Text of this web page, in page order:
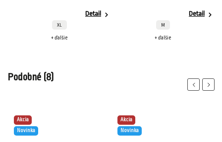
Detail
XL
+ ďalšie
Detail
M
+ ďalšie
Podobné (8)
Previous
Akcia
Novinka
Akcia
Novinka
Next